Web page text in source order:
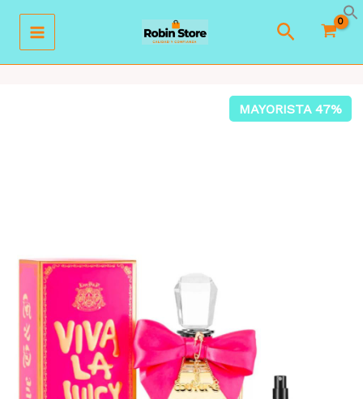
contenido
Buscar
MAYORISTA 47%